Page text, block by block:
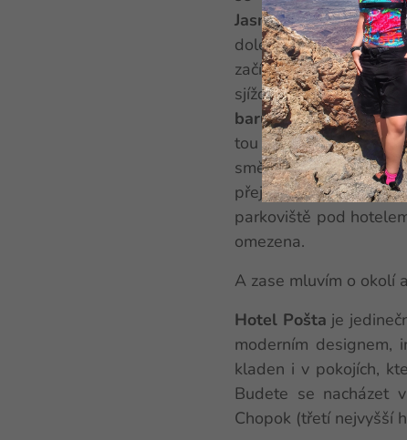
Jasná, jedná se o
doleva a napojíte se
začíná zhruba v půlce
sjíždět na lyžích
baruk sedačkové
tou vyjedete přímo
směle konkuruje
přejedete i na
parkoviště pod
omezena.
A zase mluvím o okolí
Hotel Pošta je
moderním designem,
kladen i v pokojích,
Budete se nacházet
Chopok (třetí nejvyšší